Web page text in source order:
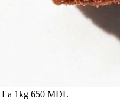
La 1kg 650 MDL